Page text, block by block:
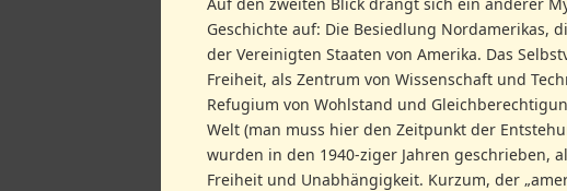
Geschichte auf: Die Besiedlung Nordamerikas,
der Vereinigten Staaten von Amerika. Das
Freiheit, als Zentrum von Wissenschaft und
Refugium von Wohlstand und
Welt (man muss hier den Zeitpunkt der
wurden in den 1940-ziger Jahren geschrieben,
Freiheit und Unabhängigkeit. Kurzum, der